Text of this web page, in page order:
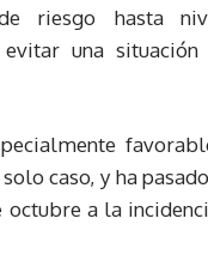
riesgo hasta
evitar una
caso, y ha
a la